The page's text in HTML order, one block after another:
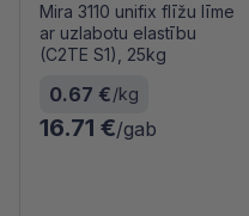
Mira 3110 unifix flīžu līme
ar uzlabotu elastību
(C2TE S1), 25kg
0.67 €/kg
16.71 €/gab